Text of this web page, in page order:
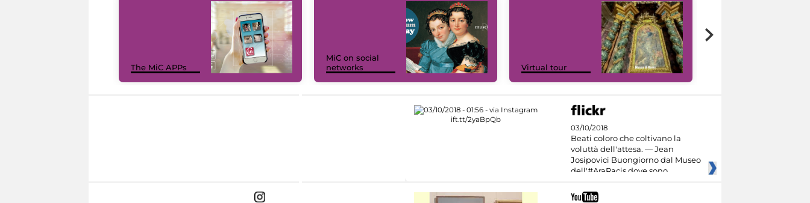
The MiC APPs
MiC on social
networks
Virtual tour
03/10/2018
Beati coloro che coltivano la
voluttà dell'attesa. — Jean
Josipovici Buongiorno dal Museo
dell'#AraPacis dove sono